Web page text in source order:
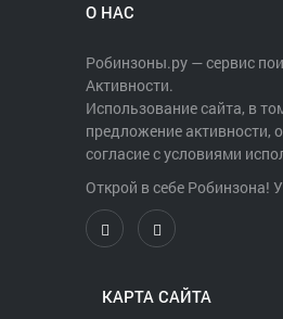
О НАС
Робинзоны.ру — сервис
Активности.
Использование сайта, в
предложение активности,
согласие с условиями
Открой в себе Робинзона!
КАРТА САЙТА